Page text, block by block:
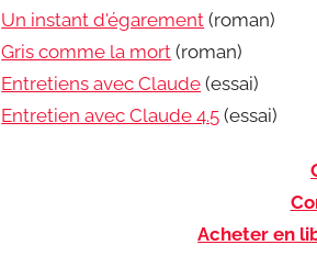
Un instant d'égarement (roman)
Gris comme la mort (roman)
Entretiens avec Claude (essai)
Entretien avec Claude 4.5 (essai)
Acheter en